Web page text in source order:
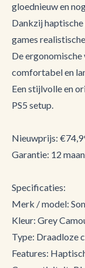
gloednieuw en
Dankzij
games
De
comfortabel en
Een stijlvolle en
PS5 setup.
Nieuwprijs:
Garantie: 12
Specificaties:
Merk / model:
Kleur: Grey
Type: Draadloze
Features: